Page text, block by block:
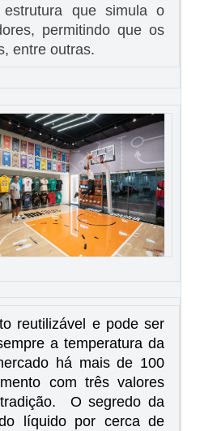
que simula o
permitindo que os
entre outras.
reutilizável e pode ser
a temperatura da
há mais de 100
com três valores
O segredo da
líquido por cerca de